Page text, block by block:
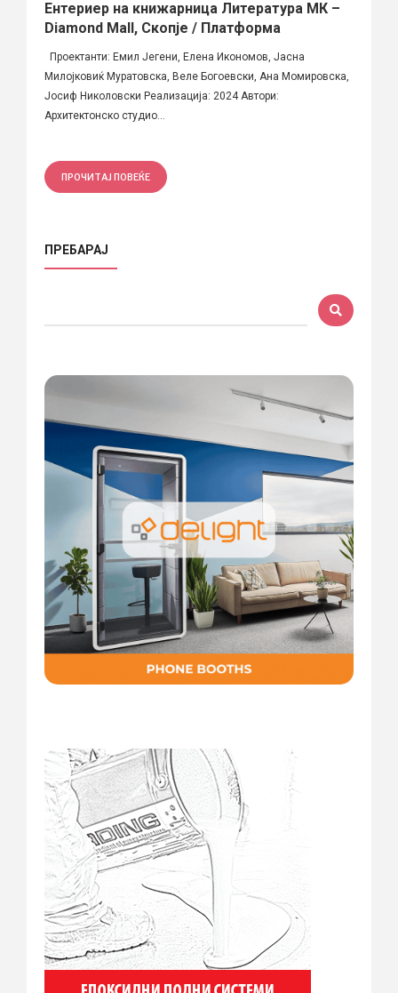
Ентериер на книжарница Литература МК –
Diamond Mall, Скопје / Платформа
Проектанти: Емил Јегени, Елена Икономов, Јасна
Милојковиќ Муратовска, Веле Богоевски, Ана Момировска,
Јосиф Николовски Реализација: 2024 Автори:
Архитектонско студио...
ПРОЧИТАЈ ПОВЕЌЕ
ПРЕБАРАЈ